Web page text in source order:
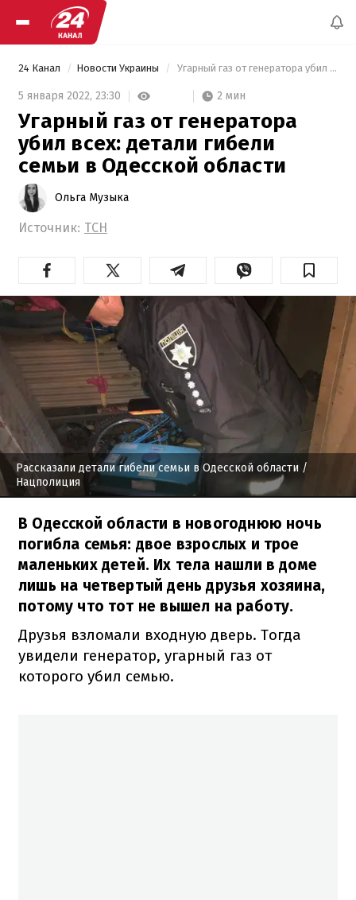
24 Канал Новости Украины Угарный газ от генератора убил всех: детали гибели семьи в Одесской области
5 января 2022, 23:30 2 мин
Угарный газ от генератора
убил всех: детали гибели
семьи в Одесской области
Ольга Музыка
Источник: ТСН
Рассказали детали гибели семьи в Одесской области /
Нацполиция
В Одесской области в новогоднюю ночь
погибла семья: двое взрослых и трое
маленьких детей. Их тела нашли в доме
лишь на четвертый день друзья хозяина,
потому что тот не вышел на работу.
Друзья взломали входную дверь. Тогда
увидели генератор, угарный газ от
которого убил семью.